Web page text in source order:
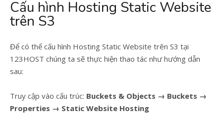
Cấu hình Hosting Static Website
trên S3
Để có thể cấu hình Hosting Static Website trên S3 tại
123HOST chúng ta sẽ thực hiện thao tác như hướng dẫn
sau:
Truy cập vào cấu trúc: Buckets & Objects → Buckets →
Properties → Static Website Hosting